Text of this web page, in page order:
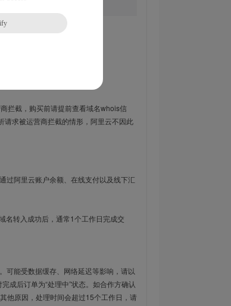
拦截，购买前请提前查看域名whois信
请求被运营商拦截的情形，阿里云不因此
过阿里云账户余额、在线支付以及线下汇
名转入成功后，通常1个工作日完成交
可能受数据缓存、网络延迟等影响，请以
成后订单为“处理中”状态。如合作方确认
他原因，处理时间会超过15个工作日，请